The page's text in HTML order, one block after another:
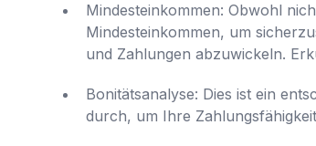
Mindesteinkommen: Obwohl
Mindesteinkommen, um
und Zahlungen abzuwickeln.
Bonitätsanalyse: Dies ist ein
durch, um Ihre